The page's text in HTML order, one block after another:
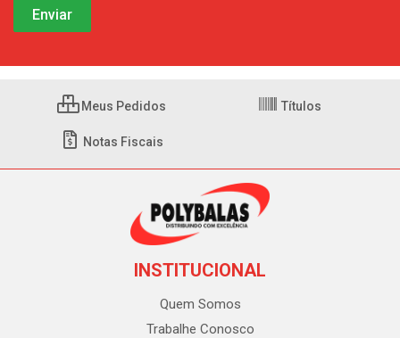
Meus Pedidos Títulos
Notas Fiscais
INSTITUCIONAL
Quem Somos
Trabalhe Conosco